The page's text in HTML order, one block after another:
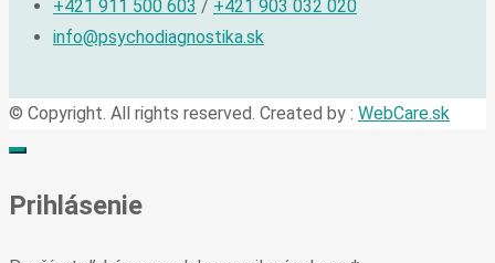
+421 911 500 603 / +421 903 032 020
info@psychodiagnostika.sk
© Copyright. All rights reserved. Created by : WebCare.sk
Prihlásenie